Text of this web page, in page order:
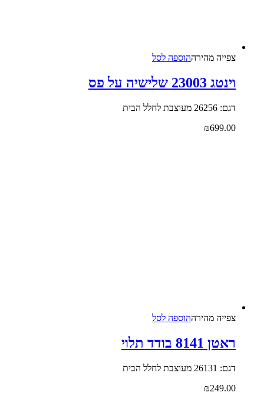
צפייה‬ ‫מהירה‬הוספה לסל
וינטג 23003 שלישיה על פס
דגם: 26256 מעוצבת לחלל הבית
₪699.00
צפייה‬ ‫מהירה‬הוספה לסל
ראטן 8141 בודד תלוי
דגם: 26131 מעוצבת לחלל הבית
₪249.00